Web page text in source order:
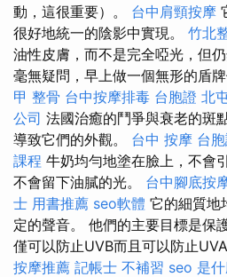
動，這很重要）。 台中肩頸按摩
很好地統一的陰影中實現。 竹北
油性皮膚，而不是完全啞光，但仍
毫無疑問，早上做一個無形的盾
甲 整骨 台中按摩排毒 台胞證 北
公司 法國治癒的鬥爭與衰老的斑
導致它們的外觀。 台中 按摩 台
課程 牛奶均勻地塗在臉上，不會
不會留下油膩的光。 台中腳底按
士 用書推薦 seo軟體 它的細質地
定的聲音。 他們的主要目標是保
僅可以防止UVB而且可以防止
按摩推薦 記帳士 不補習 seo 是